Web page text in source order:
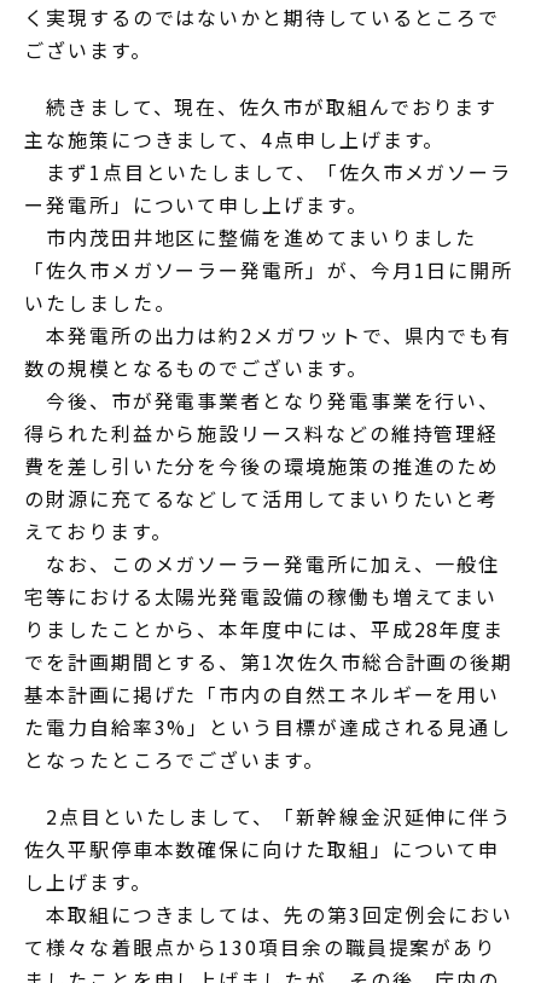
く実現するのではないかと期待しているところで
ございます。
続きまして、現在、佐久市が取組んでおります
主な施策につきまして、4点申し上げます。
まず1点目といたしまして、「佐久市メガソーラ
ー発電所」について申し上げます。
市内茂田井地区に整備を進めてまいりました
「佐久市メガソーラー発電所」が、今月1日に開所
いたしました。
本発電所の出力は約2メガワットで、県内でも有
数の規模となるものでございます。
今後、市が発電事業者となり発電事業を行い、
得られた利益から施設リース料などの維持管理経
費を差し引いた分を今後の環境施策の推進のため
の財源に充てるなどして活用してまいりたいと考
えております。
なお、このメガソーラー発電所に加え、一般住
宅等における太陽光発電設備の稼働も増えてまい
りましたことから、本年度中には、平成28年度ま
でを計画期間とする、第1次佐久市総合計画の後期
基本計画に掲げた「市内の自然エネルギーを用い
た電力自給率3%」という目標が達成される見通し
となったところでございます。
2点目といたしまして、「新幹線金沢延伸に伴う
佐久平駅停車本数確保に向けた取組」について申
し上げます。
本取組につきましては、先の第3回定例会におい
て様々な着眼点から130項目余の職員提案があり